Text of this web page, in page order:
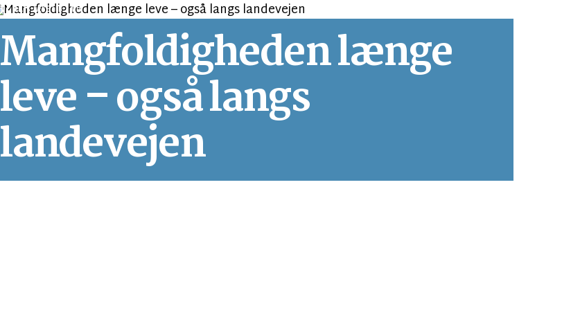
LEDERLÆSETID 1 MIN.
Mangfoldigheden længe
leve – også langs
landevejen